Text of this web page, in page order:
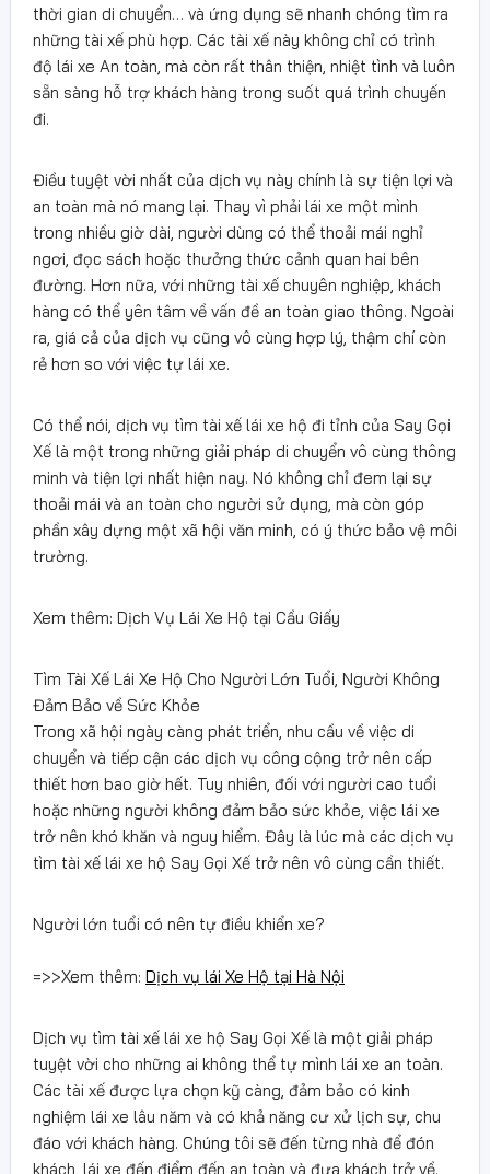
thời gian di chuyển… và ứng dụng sẽ nhanh chóng tìm ra
những tài xế phù hợp. Các tài xế này không chỉ có trình
độ lái xe An toàn, mà còn rất thân thiện, nhiệt tình và luôn
sẵn sàng hỗ trợ khách hàng trong suốt quá trình chuyến
đi.
Điều tuyệt vời nhất của dịch vụ này chính là sự tiện lợi và
an toàn mà nó mang lại. Thay vì phải lái xe một mình
trong nhiều giờ dài, người dùng có thể thoải mái nghỉ
ngơi, đọc sách hoặc thưởng thức cảnh quan hai bên
đường. Hơn nữa, với những tài xế chuyên nghiệp, khách
hàng có thể yên tâm về vấn đề an toàn giao thông. Ngoài
ra, giá cả của dịch vụ cũng vô cùng hợp lý, thậm chí còn
rẻ hơn so với việc tự lái xe.
Có thể nói, dịch vụ tìm tài xế lái xe hộ đi tỉnh của Say Gọi
Xế là một trong những giải pháp di chuyển vô cùng thông
minh và tiện lợi nhất hiện nay. Nó không chỉ đem lại sự
thoải mái và an toàn cho người sử dụng, mà còn góp
phần xây dựng một xã hội văn minh, có ý thức bảo vệ môi
trường.
Xem thêm: Dịch Vụ Lái Xe Hộ tại Cầu Giấy
Tìm Tài Xế Lái Xe Hộ Cho Người Lớn Tuổi, Người Không
Đảm Bảo về Sức Khỏe
Trong xã hội ngày càng phát triển, nhu cầu về việc di
chuyển và tiếp cận các dịch vụ công cộng trở nên cấp
thiết hơn bao giờ hết. Tuy nhiên, đối với người cao tuổi
hoặc những người không đảm bảo sức khỏe, việc lái xe
trở nên khó khăn và nguy hiểm. Đây là lúc mà các dịch vụ
tìm tài xế lái xe hộ Say Gọi Xế trở nên vô cùng cần thiết.
Người lớn tuổi có nên tự điều khiển xe?
=>>Xem thêm: Dịch vụ lái Xe Hộ tại Hà Nội
Dịch vụ tìm tài xế lái xe hộ Say Gọi Xế là một giải pháp
tuyệt vời cho những ai không thể tự mình lái xe an toàn.
Các tài xế được lựa chọn kỹ càng, đảm bảo có kinh
nghiệm lái xe lâu năm và có khả năng cư xử lịch sự, chu
đáo với khách hàng. Chúng tôi sẽ đến từng nhà để đón
khách, lái xe đến điểm đến an toàn và đưa khách trở về.